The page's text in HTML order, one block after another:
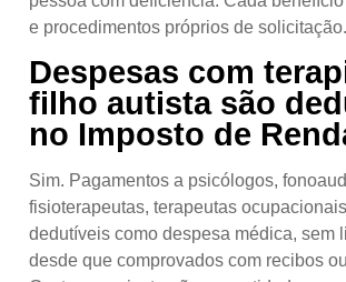
e procedimentos próprios de solicitação.
Despesas com
filho autista são
no Imposto de
Sim. Pagamentos a psicólogos,
fisioterapeutas, terapeutas
dedutíveis como despesa médica, sem
desde que comprovados com recibos